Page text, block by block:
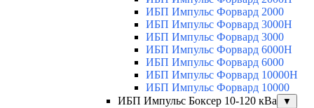
ИБП Импульс Форвард 2000
ИБП Импульс Форвард 3000H
ИБП Импульс Форвард 3000
ИБП Импульс Форвард 6000H
ИБП Импульс Форвард 6000
ИБП Импульс Форвард 10000H
ИБП Импульс Форвард 10000
ИБП Импульс Боксер 10-120 кВа
▼